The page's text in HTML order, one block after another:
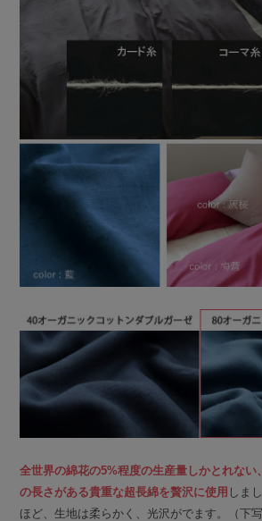
全世界の綿花の5%程度の生産量しかとれない
の長さがある貴重な超長綿を贅沢に使用 しま
ほど、生地は柔らかく、光沢がでます。（下